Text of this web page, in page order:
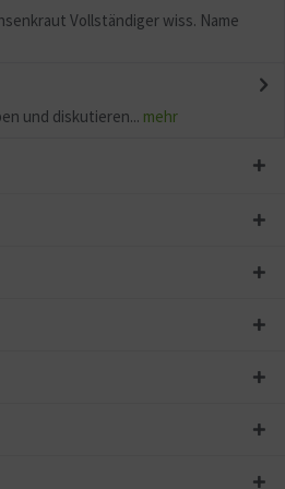
Vollständiger wiss. Name
und diskutieren... mehr